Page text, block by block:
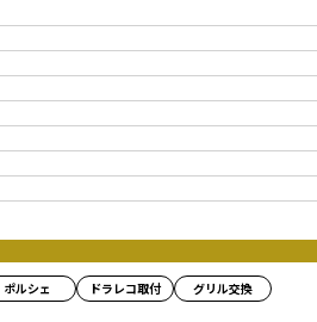
ポルシェ ドラレコ取付
グリル交換